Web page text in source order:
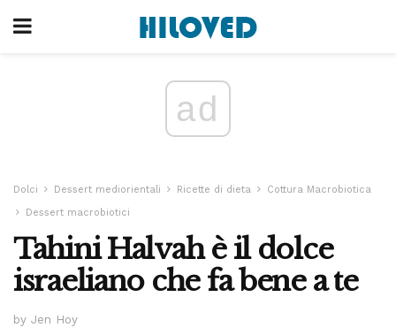
ad
Dolci Dessert mediorientali Ricette di dieta
Cottura Macrobiotica
Dessert macrobiotici
Tahini Halvah è il dolce
israeliano che fa bene a te
by Jen Hoy